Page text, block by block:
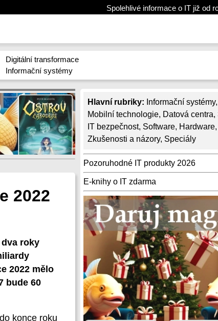
Spolehlivé informace o IT již od
Digitální transformace
Informační systémy
Hlavní rubriky: Informační systémy,
Mobilní technologie, Datová centra,
IT bezpečnost, Software, Hardware,
Zkušenosti a názory, Speciály
Pozoruhodné IT produkty 2026
E-knihy o IT zdarma
2022
roky
2022 mělo
bude 60
konce roku